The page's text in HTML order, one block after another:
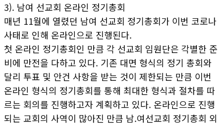
3). 남여 선교회 온라인 정기총회
매년 11월에 열렸던 남여 선교회 정기총회가 이번 코로나
사태로 인해 온라인으로 진행된다.
첫 온라인 정기총회인 만큼 각 선교회 임원단은 각별한 준
비에 만전을 다하고 있다. 기존 대면 형식의 정기 총회와
달리 투표 및 안건 사항을 받는 것이 제한되는 만큼 이번
온라인 형식의 정기총회를 통해 최대한 형식과 절차를 따
르는 회의를 진행하고자 계획하고 있다. 온라인으로 진행
되는 교회의 사역이 많아진 만큼 남.여선교회 정기총회 외